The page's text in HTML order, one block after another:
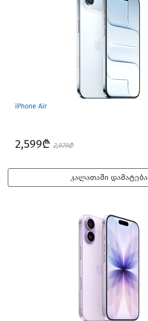
iPhone Air
2,599₾ 2,979₾
კალათაში დამატება